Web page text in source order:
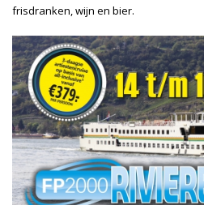
frisdranken, wijn en bier.